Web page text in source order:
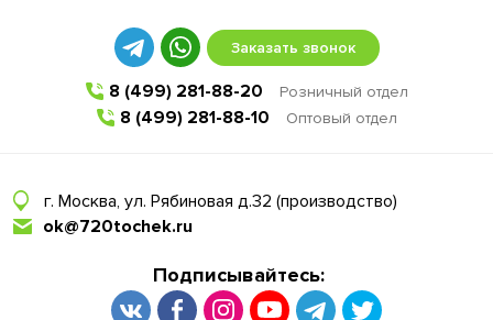
Заказать звонок
8 (499) 281-88-20 Розничный отдел
8 (499) 281-88-10 Оптовый отдел
г. Москва, ул. Рябиновая д.32 (производство)
ok@720tochek.ru
Подписывайтесь: